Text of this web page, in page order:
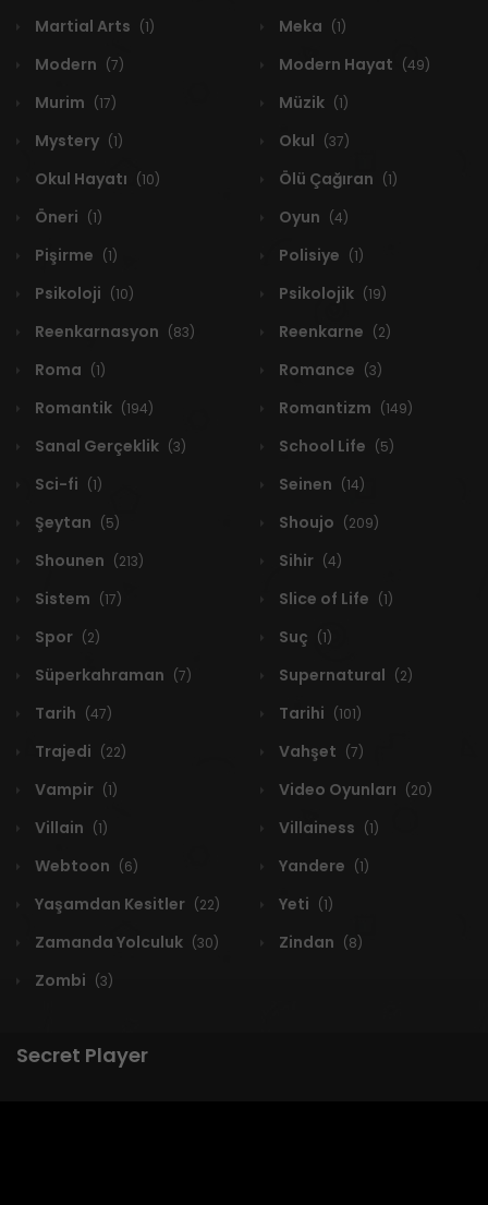
Martial Arts (1) Meka (1)
Modern (7) Modern Hayat (49)
Murim (17) Müzik (1)
Mystery (1) Okul (37)
Okul Hayatı (10) Ölü Çağıran (1)
Öneri (1) Oyun (4)
Pişirme (1) Polisiye (1)
Psikoloji (10) Psikolojik (19)
Reenkarnasyon (83) Reenkarne (2)
Roma (1) Romance (3)
Romantik (194) Romantizm (149)
Sanal Gerçeklik (3) School Life (5)
Sci-fi (1) Seinen (14)
Şeytan (5) Shoujo (209)
Shounen (213) Sihir (4)
Sistem (17) Slice of Life (1)
Spor (2) Suç (1)
Süperkahraman (7) Supernatural (2)
Tarih (47) Tarihi (101)
Trajedi (22) Vahşet (7)
Vampir (1) Video Oyunları (20)
Villain (1) Villainess (1)
Webtoon (6) Yandere (1)
Yaşamdan Kesitler (22) Yeti (1)
Zamanda Yolculuk (30) Zindan (8)
Zombi (3)
Secret Player